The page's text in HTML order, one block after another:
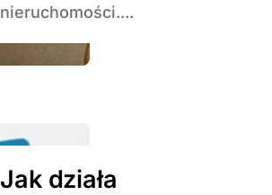
nieruchomości....
Jak działa